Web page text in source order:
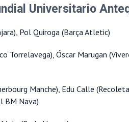
Universitario
Pol Quiroga (Barça Atletic)
Torrelavega), Óscar Marugan
Manche), Edu Calle
BM Nava)